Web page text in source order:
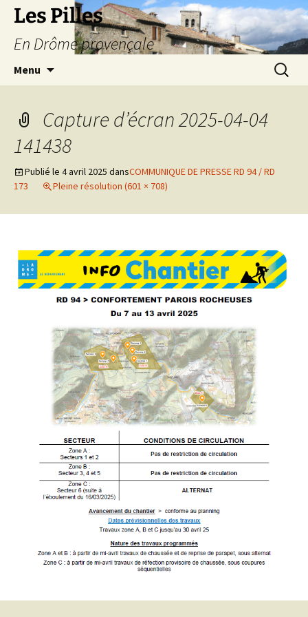
Les Pilles
En Drôme provençale
Menu
Capture d’écran 2025-04-04
141438
Publié le 4 avril 2025 dansCOMMUNIQUE DE PRESSE RD 94 / RD
173
Pleine résolution (601 × 708)